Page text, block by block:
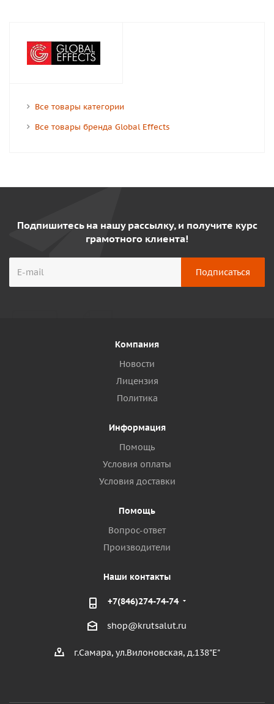
Все товары категории
Все товары бренда Global Effects
Подпишитесь на нашу рассылку, и получите курс
грамотного клиента!
Компания
Новости
Лицензия
Политика
Информация
Помощь
Условия оплаты
Условия доставки
Помощь
Вопрос-ответ
Производители
Наши контакты
+7(846)274-74-74
shop@krutsalut.ru
г.Самара, ул.Вилоновская, д.138"Е"